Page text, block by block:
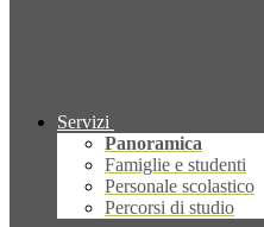
Servizi
Panoramica
Famiglie e studenti
Personale scolastico
Percorsi di studio